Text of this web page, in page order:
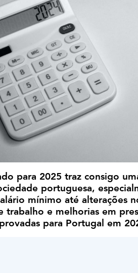
para 2025 traz consigo
portuguesa,
mínimo até alterações
trabalho e melhorias em
para Portugal em